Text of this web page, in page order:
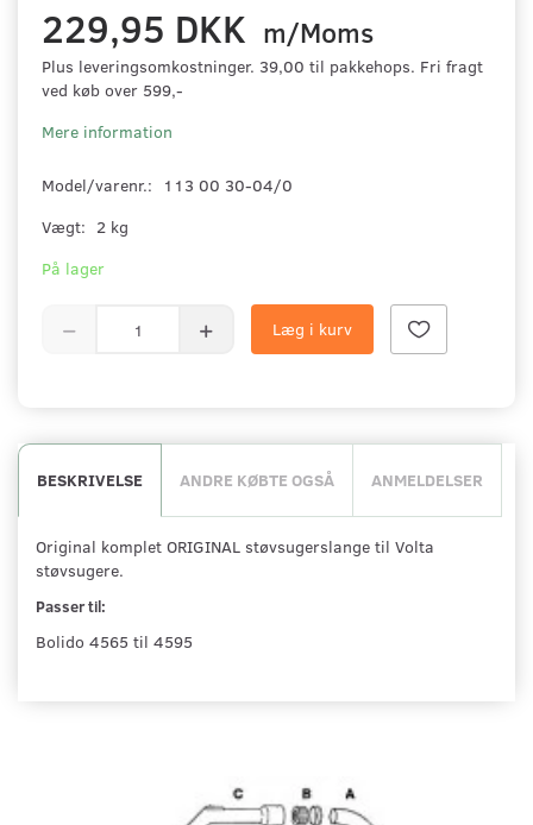
229,95 DKK m/Moms
Plus leveringsomkostninger. 39,00 til pakkehops. Fri fragt
ved køb over 599,-
Mere information
Model/varenr.:
113 00 30-04/0
Vægt: 2 kg
På lager
Læg i kurv
BESKRIVELSE ANDRE KØBTE OGSÅ ANMELDELSER
Original komplet ORIGINAL støvsugerslange til Volta
støvsugere.
Passer til:
Bolido 4565 til 4595